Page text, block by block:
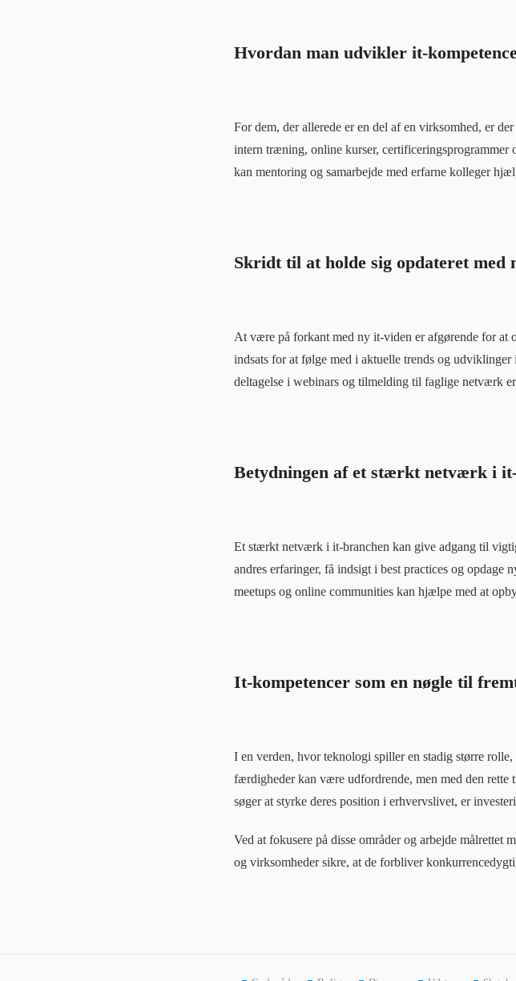
Hvordan man udvikler it-
For dem, der allerede er en del af en virksomhed, er
intern træning, online kurser, certificeringsprogrammer
kan mentoring og samarbejde med erfarne kolleger
Skridt til at holde sig opdateret med
At være på forkant med ny it-viden er afgørende for at
indsats for at følge med i aktuelle trends og
deltagelse i webinars og tilmelding til faglige netværk
Betydningen af et stærkt netværk i
Et stærkt netværk i it-branchen kan give adgang til
andres erfaringer, få indsigt i best practices og
meetups og online communities kan hjælpe med at
It-kompetencer som en nøgle til
I en verden, hvor teknologi spiller en stadig større
færdigheder kan være udfordrende, men med den rette
søger at styrke deres position i erhvervslivet, er
Ved at fokusere på disse områder og arbejde målrettet
og virksomheder sikre, at de forbliver